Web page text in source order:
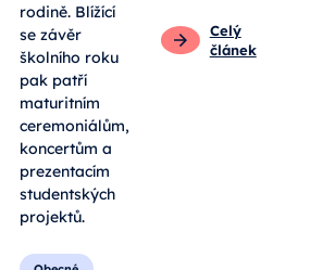
rodině. Blížící
se závěr
školního roku
pak patří
maturitním
ceremoniálům,
koncertům a
prezentacím
studentských
projektů.
Celý
článek